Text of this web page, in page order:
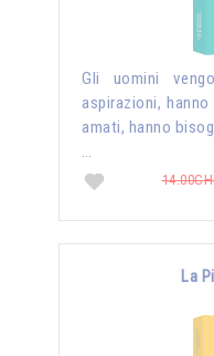
Gli uomini
aspirazioni,
amati, hanno
…
La